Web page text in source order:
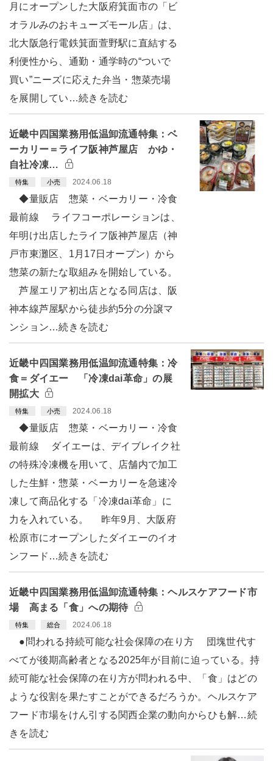
月にオープンした大阪府箕面市の「ビ
オラルみのおキューズモール店」は、
北大阪急行電鉄箕面萱野駅に直結する
利便性から、通勤・通学時の“ついで
買い”ニーズに応えた弁当・惣菜売場
を展開してい…続きを読む
近畿中四国業務用低温卸流通特集：ベ
ーカリー＝ライフ阪神芦屋店 かゆ・
自社冷凍…
特集 小売 2024.06.18
◆量販店 惣菜・ベーカリー・冷食
最前線 ライフコーポレーションは、
年明け出店したライフ阪神芦屋店（神
戸市東灘区、1月17日オープン）から
惣菜の新たな取組みを開始している。
芦屋エリア初出店となる同店は、阪
神本線芦屋駅から徒歩約5分の分譲マ
ンション…続きを読む
近畿中四国業務用低温卸流通特集：冷
食＝ダイエー 「冷凍dai革命」の展
開拡大
特集 小売 2024.06.18
◆量販店 惣菜・ベーカリー・冷食
最前線 ダイエーは、デイブレイク社
の特殊冷凍機を用いて、店舗内で加工
した生鮮・惣菜・ベーカリーを急速冷
凍して商品化する「冷凍dai革命」に
力を入れている。 昨年9月、大阪府
松原市にオープンしたダイエーのイオ
ンフード…続きを読む
近畿中四国業務用低温卸流通特集：ヘルスケアフード市
場 高まる「食」への期待
特集 総合 2024.06.18
●問われる持続可能な社会保障の在り方 団塊世代す
べてが後期高齢者となる2025年が目前に迫っている。持
続可能な社会保障の在り方が問われる中、「食」はどの
ような役割を果たすことができるだろうか。ヘルスケア
フード市場をけん引する関西企業の動向からひも解…続
きを読む